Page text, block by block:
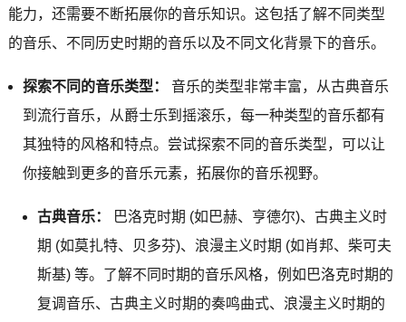
能力，还需要不断拓展你的音乐知识。这包括了解不同类型
的音乐、不同历史时期的音乐以及不同文化背景下的音乐。
探索不同的音乐类型：
音乐的类型非常丰富，从古典音乐
到流行音乐，从爵士乐到摇滚乐，每一种类型的音乐都有
其独特的风格和特点。尝试探索不同的音乐类型，可以让
你接触到更多的音乐元素，拓展你的音乐视野。
古典音乐：
巴洛克时期 (如巴赫、亨德尔)、古典主义时
期 (如莫扎特、贝多芬)、浪漫主义时期 (如肖邦、柴可夫
斯基) 等。了解不同时期的音乐风格，例如巴洛克时期的
复调音乐、古典主义时期的奏鸣曲式、浪漫主义时期的